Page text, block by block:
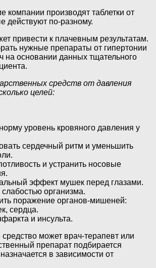
компании производят таблетки от
действуют по-разному.
привести к плачевным результатам.
нужные препараты от гипертонии
на основании данных тщательного
средств от давления
целей:
уровень кровяного давления у
сердечный ритм и уменьшить
и устранить носовые
эффект мушек перед глазами.
слабостью организма.
поражение органов-мишеней:
сердца.
и инсульта.
может врач-терапевт или
препарат подбирается
в зависимости от